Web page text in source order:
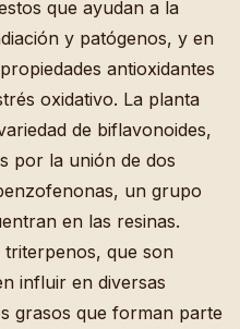
que ayudan a la
y patógenos, y en
antioxidantes
oxidativo. La planta
de biflavonoides,
por la unión de dos
un grupo
en las resinas.
triterpenos, que son
influir en diversas
grasos que forman parte